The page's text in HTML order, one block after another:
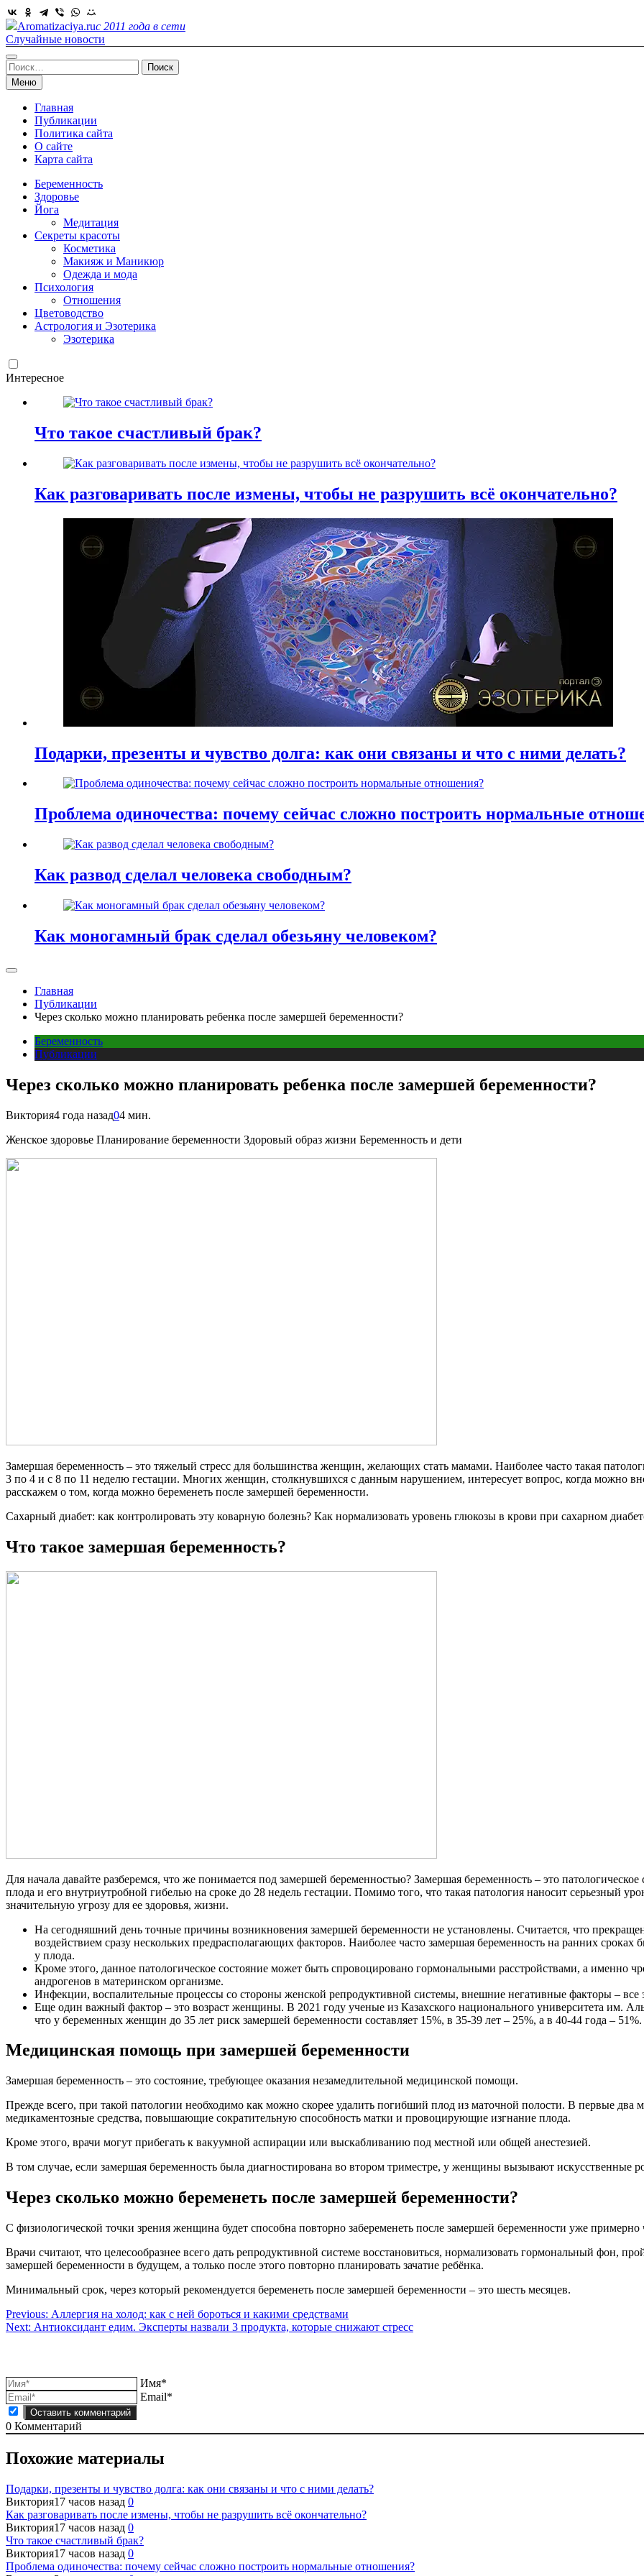
Skip
to
content
Aromatizaciya.ruс 2011 года в сети
Случайные новости
Найти:
Меню
Главная
Публикации
Политика сайта
О сайте
Карта сайта
Беременность
Здоровье
Йога
Медитация
Секреты красоты
Косметика
Макияж и Маникюр
Одежда и мода
Психология
Отношения
Цветоводство
Астрология и Эзотерика
Эзотерика
Интересное
Что такое счастливый брак?
Как разговаривать после измены, чтобы не разрушить всё окончательно?
Подарки, презенты и чувство долга: как они связаны и что с ними делать?
Проблема одиночества: почему сейчас сложно построить нормальные
Как развод сделал человека свободным?
Как моногамный брак сделал обезьяну человеком?
Главная
Публикации
Через сколько можно планировать ребенка после замершей беременности?
Беременность
Публикации
Через сколько можно планировать ребенка после замершей беременности?
Виктория4 года назад04 мин.
Женское здоровье Планирование беременности Здоровый образ жизни Беременность и дети
Замершая беременность – это тяжелый стресс для большинства женщин, желающих стать мамами. Наиболее часто такая
3 по 4 и с 8 по 11 неделю гестации. Многих женщин, столкнувшихся с данным нарушением, интересует вопрос, когда можно
расскажем о том, когда можно беременеть после замершей беременности.
Сахарный диабет: как контролировать эту коварную болезнь? Как нормализовать уровень глюкозы в крови при сахарном
Что такое замершая беременность?
Для начала давайте разберемся, что же понимается под замершей беременностью? Замершая беременность – это
плода и его внутриутробной гибелью на сроке до 28 недель гестации. Помимо того, что такая патология наносит серьезный
значительную угрозу для ее здоровья, жизни.
На сегодняшний день точные причины возникновения замершей беременности не установлены. Считается, что
воздействием сразу нескольких предрасполагающих факторов. Наиболее часто замершая беременность на ранних
у плода.
Кроме этого, данное патологическое состояние может быть спровоцировано гормональными расстройствами, а именно
андрогенов в материнском организме.
Инфекции, воспалительные процессы со стороны женской репродуктивной системы, внешние негативные факторы – все
Еще один важный фактор – это возраст женщины. В 2021 году ученые из Казахского национального университета им.
что у беременных женщин до 35 лет риск замершей беременности составляет 15%, в 35-39 лет – 25%, а в 40-44 года – 51%.
Медицинская помощь при замершей беременности
Замершая беременность – это состояние, требующее оказания незамедлительной медицинской помощи.
Прежде всего, при такой патологии необходимо как можно скорее удалить погибший плод из маточной полости. В первые два
медикаментозные средства, повышающие сократительную способность матки и провоцирующие изгнание плода.
Кроме этого, врачи могут прибегать к вакуумной аспирации или выскабливанию под местной или общей анестезией.
В том случае, если замершая беременность была диагностирована во втором триместре, у женщины вызывают искусственные
Через сколько можно беременеть после замершей беременности?
С физиологической точки зрения женщина будет способна повторно забеременеть после замершей беременности уже
Врачи считают, что целесообразнее всего дать репродуктивной системе восстановиться, нормализовать гормональный фон,
замершей беременности в будущем, а только после этого повторно планировать зачатие ребёнка.
Минимальный срок, через который рекомендуется беременеть после замершей беременности – это шесть месяцев.
Навигация
по
Previous: Аллергия на холод: как с ней бороться и какими средствами
Next: Антиоксидант едим. Эксперты назвали 3 продукта, которые снижают стресс
Имя*
Email*
0 Комментарий
Похожие материалы
Подарки, презенты и чувство долга: как они связаны и что с ними делать?
Виктория17 часов назад 0
Как разговаривать после измены, чтобы не разрушить всё окончательно?
Виктория17 часов назад 0
Что такое счастливый брак?
Виктория17 часов назад 0
Проблема одиночества: почему сейчас сложно построить нормальные отношения?